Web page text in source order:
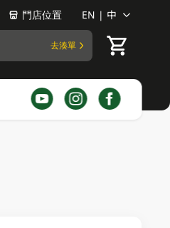
門店位置 EN | 中
去湊單